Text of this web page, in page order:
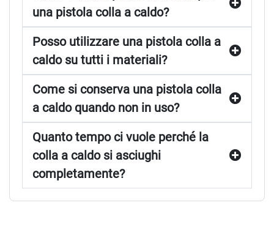
una pistola colla a caldo?
Posso utilizzare una pistola colla a
caldo su tutti i materiali?
Come si conserva una pistola colla
a caldo quando non in uso?
Quanto tempo ci vuole perché la
colla a caldo si asciughi
completamente?